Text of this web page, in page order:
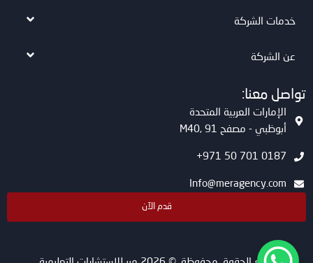
خدمات الشركة
عن الشركة
تواصل معنا:
الإمارات العربية المتحدة
أبوظبي - مصفح M40, 91
0187 701 50 971+
Info@meragency.com
قدم الآن